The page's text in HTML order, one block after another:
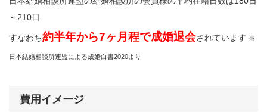
～210日
すなわち約半年から7ヶ月程で成婚退会されています ※
日本結婚相談所連盟による成婚白書2020より
費用イメージ